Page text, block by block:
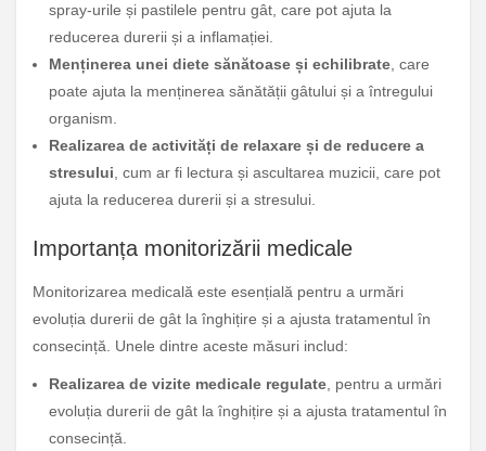
spray-urile și pastilele pentru gât, care pot ajuta la
reducerea durerii și a inflamației.
Menținerea unei diete sănătoase și echilibrate, care
poate ajuta la menținerea sănătății gâtului și a întregului
organism.
Realizarea de activități de relaxare și de reducere a
stresului, cum ar fi lectura și ascultarea muzicii, care pot
ajuta la reducerea durerii și a stresului.
Importanța monitorizării medicale
Monitorizarea medicală este esențială pentru a urmări
evoluția durerii de gât la înghițire și a ajusta tratamentul în
consecință. Unele dintre aceste măsuri includ:
Realizarea de vizite medicale regulate , pentru a urmări
evoluția durerii de gât la înghițire și a ajusta tratamentul în
consecință.